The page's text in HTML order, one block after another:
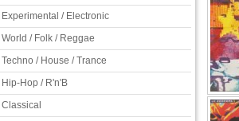
Experimental / Electronic
World / Folk / Reggae
Techno / House / Trance
Hip-Hop / R'n'B
Classical